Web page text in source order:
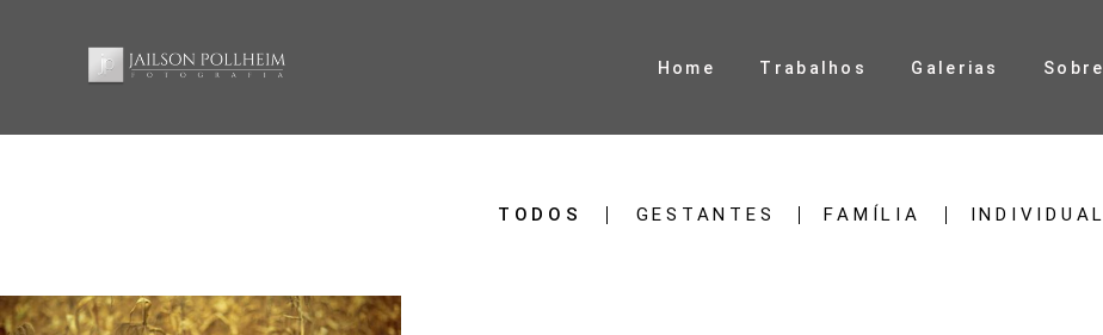
Home Trabalhos Galerias Sobre
TODOS GESTANTES FAMÍLIA INDIVIDUAL